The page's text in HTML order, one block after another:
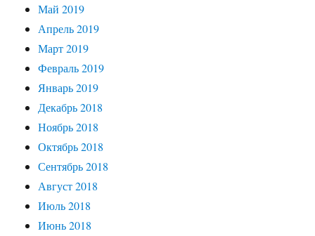
Май 2019
Апрель 2019
Март 2019
Февраль 2019
Январь 2019
Декабрь 2018
Ноябрь 2018
Октябрь 2018
Сентябрь 2018
Август 2018
Июль 2018
Июнь 2018